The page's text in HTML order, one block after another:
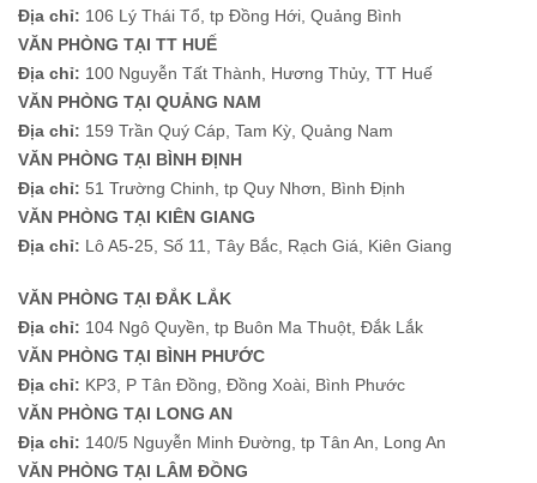
Địa chỉ: 106 Lý Thái Tổ, tp Đồng Hới, Quảng Bình
VĂN PHÒNG TẠI TT HUẾ
Địa chỉ: 100 Nguyễn Tất Thành, Hương Thủy, TT Huế
VĂN PHÒNG TẠI QUẢNG NAM
Địa chỉ: 159 Trần Quý Cáp, Tam Kỳ, Quảng Nam
VĂN PHÒNG TẠI BÌNH ĐỊNH
Địa chỉ: 51 Trường Chinh, tp Quy Nhơn, Bình Định
VĂN PHÒNG TẠI KIÊN GIANG
Địa chỉ: Lô A5-25, Số 11, Tây Bắc, Rạch Giá, Kiên Giang
VĂN PHÒNG TẠI ĐẮK LẮK
Địa chỉ: 104 Ngô Quyền, tp Buôn Ma Thuột, Đắk Lắk
VĂN PHÒNG TẠI BÌNH PHƯỚC
Địa chỉ: KP3, P Tân Đồng, Đồng Xoài, Bình Phước
VĂN PHÒNG TẠI LONG AN
Địa chỉ: 140/5 Nguyễn Minh Đường, tp Tân An, Long An
VĂN PHÒNG TẠI LÂM ĐỒNG